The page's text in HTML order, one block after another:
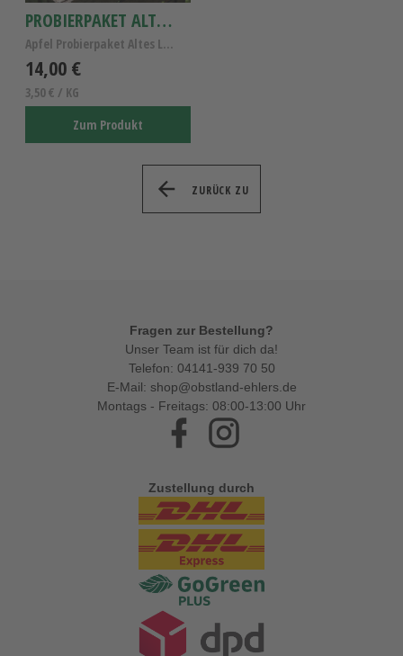
PROBIERPAKET ALTLÄNDER ÄPFEL
Apfel Probierpaket Altes Land - Frische Altländer ...
14,00 €
3,50 € / KG
Zum Produkt
ZURÜCK ZU
Fragen zur Bestellung?
Unser Team ist für dich da!
Telefon: 04141-939 70 50
E-Mail: shop@obstland-ehlers.de
Montags - Freitags: 08:00-13:00 Uhr
Facebook
Zustellung durch